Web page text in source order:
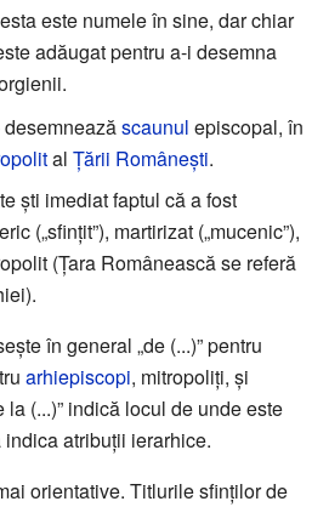
este numele în sine, dar chiar
adăugat pentru a-i desemna
desemneazăscaunul episcopal, în
al Țării Românești.
ști imediat faptul că a fost
(„sfințit”), martirizat („mucenic”),
(Țara Românească se referă
în general „de (...)” pentru
arhiepiscopi, mitropoliți, și
la (...)” indică locul de unde este
atribuții ierarhice.
orientative. Titlurile sfinților de